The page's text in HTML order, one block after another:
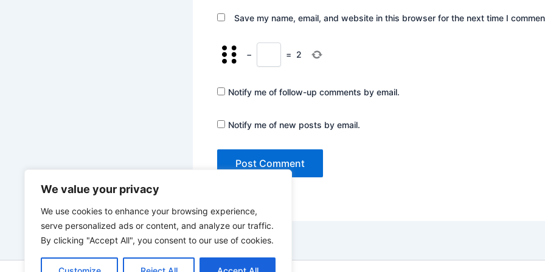
We value your privacy
We use cookies to enhance your browsing experience,
serve personalized ads or content, and analyze our traffic.
By clicking "Accept All", you consent to our use of cookies.
Save my name, email, and website in this browser for the next time I
− = 2
Notify me of follow-up comments by email.
Notify me of new posts by email.